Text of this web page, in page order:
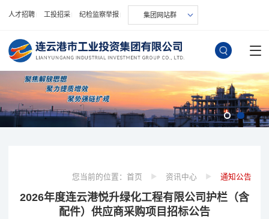
人才招聘 工投招采 纪检监察举报 集团网站群
您当前的位置： 首页 资讯中心 通知公告
2026年度连云港悦升绿化工程有限公司护栏（含
配件）供应商采购项目招标公告